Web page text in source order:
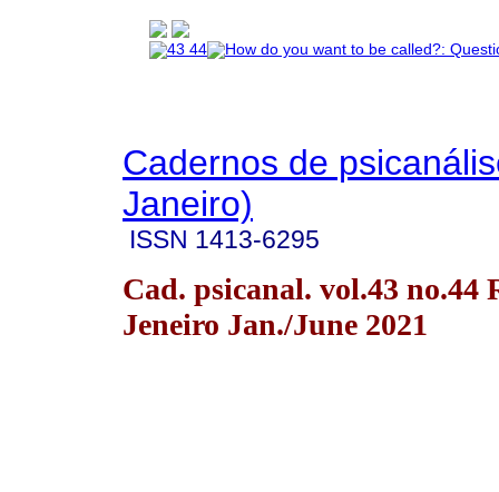
Cadernos de
Janeiro)
ISSN 1413-6295
Cad. psicanal. vol.43 no.44
Jeneiro Jan./June 2021